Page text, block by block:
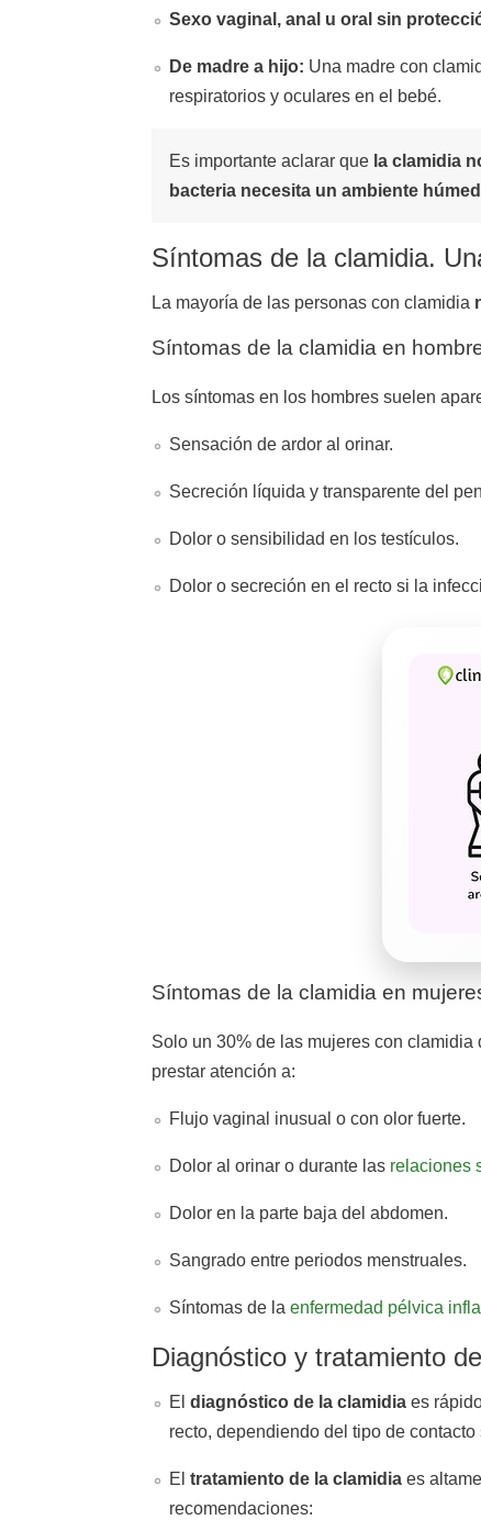
Sexo vaginal, anal u oral sin
De madre a hijo: Una madre con
respiratorios y oculares en el bebé.
Es importante aclarar que la clamidia
bacteria necesita un ambiente
Síntomas de la clamidia.
La mayoría de las personas con clamidia
Síntomas de la clamidia en
Los síntomas en los hombres suelen
Sensación de ardor al orinar.
Secreción líquida y transparente del
Dolor o sensibilidad en los testículos.
Dolor o secreción en el recto si la
Síntomas de la clamidia en
Solo un 30% de las mujeres con
prestar atención a:
Flujo vaginal inusual o con olor fuerte.
Dolor al orinar o durante las relaciones
Dolor en la parte baja del abdomen.
Sangrado entre periodos menstruales.
Síntomas de la enfermedad pélvica
Diagnóstico y tratamiento
El diagnóstico de la clamidia es
recto, dependiendo del tipo de contacto
El tratamiento de la clamidia es
recomendaciones: